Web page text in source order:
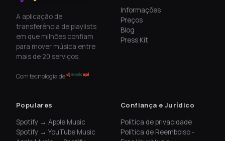
A aplicação de
transferência de playlists
em que milhões confiam
para mover música entre
mais de 20 serviços.
Com tecnologia de
Informações
Preços
Blog
Press Kit
Populares
Spotify → Apple Music
Spotify → YouTube Music
Confiança e Jurídico
Política de privacidade
Política de Reembolso -